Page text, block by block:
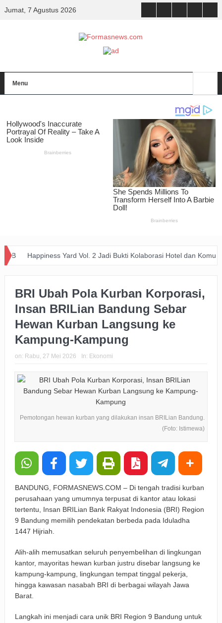
Jumat, 7 Agustus 2026
Menu
Yard Vol. 2 Jadi Bukti Kolaborasi Hotel dan Komunitas
BRI Ubah Pola Kurban Korporasi,
Insan BRILian Bandung Sebar
Hewan Kurban Langsung ke
Kampung-Kampung
on: Rabu, 27 Mei 2026 In: Ekonomi
Pemotongan hewan kurban yang dilakukan insan BRILian Bandung.
(Foto: Istimewa)
BANDUNG, FORMASNEWS.COM – Di tengah tradisi kurban
perusahaan yang umumnya terpusat di kantor atau lokasi
tertentu, Insan BRILian Bank Rakyat Indonesia (BRI) Region
9 Bandung memilih pendekatan berbeda pada Iduladha
1447 Hijriah.
Alih-alih memusatkan seluruh penyembelihan di lingkungan
kantor, mayoritas hewan kurban justru disebar langsung ke
kampung-kampung, lingkungan tempat tinggal pekerja,
hingga kawasan nasabah BRI di berbagai wilayah Jawa
Barat.
Langkah ini menjadi cara unik BRI Region 9 Bandung untuk